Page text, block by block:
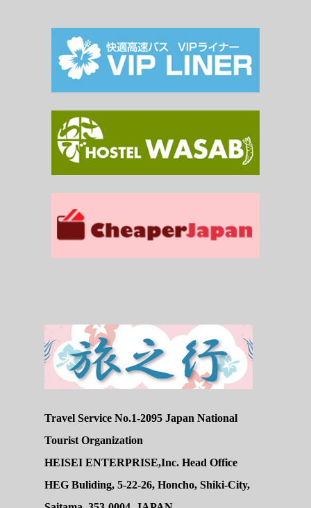
Travel Service No.1-2095 Japan National
Tourist Organization
HEISEI ENTERPRISE,Inc. Head Office
HEG Buliding, 5-22-26, Honcho, Shiki-City,